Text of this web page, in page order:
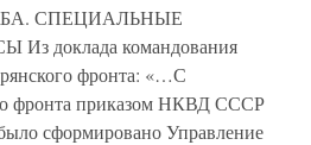
СПЕЦИАЛЬНЫЕ
доклада командования
фронта: «…С
фронта приказом НКВД СССР
сформировано Управление